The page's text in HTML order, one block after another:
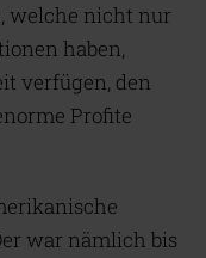
welche nicht nur
haben,
verfügen, den
Profite
war nämlich bis